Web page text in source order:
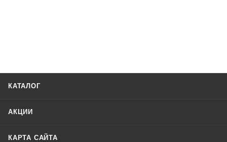
КАТАЛОГ
АКЦИИ
КАРТА САЙТА